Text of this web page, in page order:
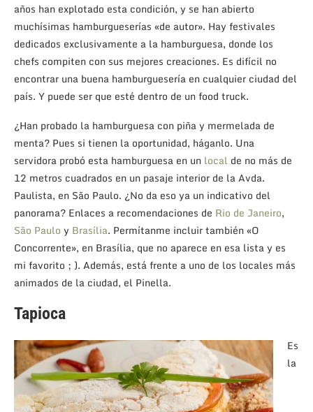
años han explotado esta condición, y se han abierto
muchísimas hamburgueserías «de autor». Hay festivales
dedicados exclusivamente a la hamburguesa, donde los
chefs compiten con sus mejores creaciones. Es difícil no
encontrar una buena hamburguesería en cualquier ciudad del
país. Y puede ser que esté dentro de un food truck.
¿Han probado la hamburguesa con piña y mermelada de
menta? Pues si tienen la oportunidad, háganlo. Una
servidora probó esta hamburguesa en un local de no más de
12 metros cuadrados en un pasaje interior de la Avda.
Paulista, en São Paulo. ¿No da eso ya un indicativo del
panorama? Enlaces a recomendaciones de Rio de Janeiro,
São Paulo y Brasília. Permítanme incluir también «O
Concorrente», en Brasília, que no aparece en esa lista y es
mi favorito ; ). Además, está frente a uno de los locales más
animados de la ciudad, el Pinella.
Tapioca
Es
la